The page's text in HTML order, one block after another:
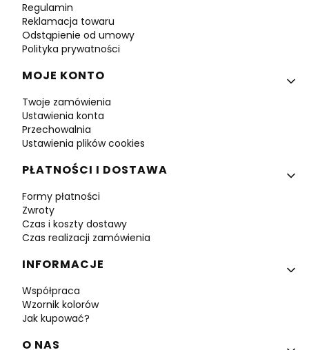
Regulamin
Reklamacja towaru
Odstąpienie od umowy
Polityka prywatności
MOJE KONTO
Twoje zamówienia
Ustawienia konta
Przechowalnia
Ustawienia plików cookies
PŁATNOŚCI I DOSTAWA
Formy płatności
Zwroty
Czas i koszty dostawy
Czas realizacji zamówienia
INFORMACJE
Współpraca
Wzornik kolorów
Jak kupować?
O NAS